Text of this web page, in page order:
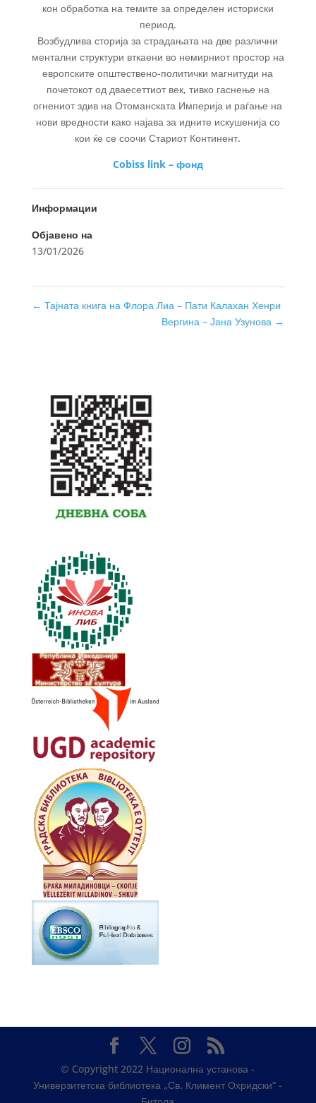
кон обработка на темите за определен историски
период.
Возбудлива сторија за страдањата на две различни
ментални структури вткаени во немирниот простор на
европските општествено-политички магнитуди на
почетокот од дваесеттиот век, тивко гаснење на
огнениот здив на Отоманската Империја и раѓање на
нови вредности како најава за идните искушенија со
кои ќе се соочи Стариот Континент.
Cobiss link – фонд
Информации
Објавено на
13/01/2026
← Тајната книга на Флора Лиа – Пати Калахан Хенри
Вергина – Јана Узунова →
© Copyright 2022 Национална установа -
Универзитетска библиотека „Св. Климент Охридски“ -